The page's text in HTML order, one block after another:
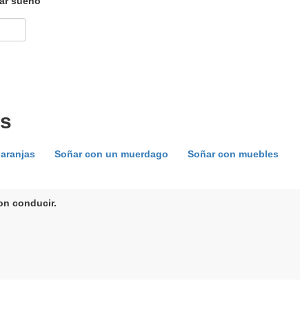
Soñar con un muerdago Soñar con muebles
conducir.